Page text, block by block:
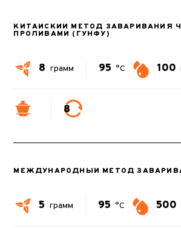
КИТАЙСКИЙ МЕТОД ЗАВАРИВАНИЯ
ПРОЛИВАМИ (ГУНФУ)
8 грамм 95 °C 100
8
МЕЖДУНАРОДНЫЙ МЕТОД
5 грамм 95 °C 500